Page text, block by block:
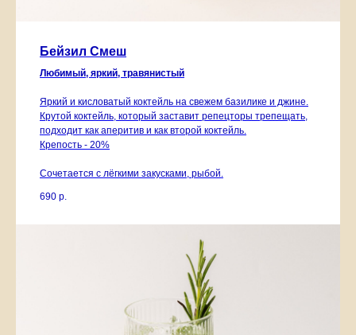
Бейзил Смеш
Любимый, яркий, травянистый
Яркий и кисловатый коктейль на свежем базилике и джине.
Крутой коктейль, который заставит репецторы трепещать,
подходит как аперитив и как второй коктейль.
Крепость - 20%
Сочетается с лёгкими закусками, рыбой.
690 р.